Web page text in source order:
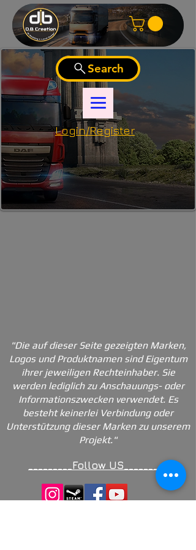
Login/Register
Search
"Die auf dieser Seite gezeigten Marken,
Logos und Produktnamen sind Eigentum
ihrer jeweiligen Rechteinhaber. Sie
werden lediglich zu Anschauungs- oder
Informationszwecken verwendet. Es
besteht keinerlei Verbindung oder
Unterstützung dieser Marken zu unserem
Projekt."
_________Follow US_________